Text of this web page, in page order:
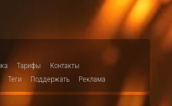
Тарифы
Контакты
Теги Поддержать Реклама